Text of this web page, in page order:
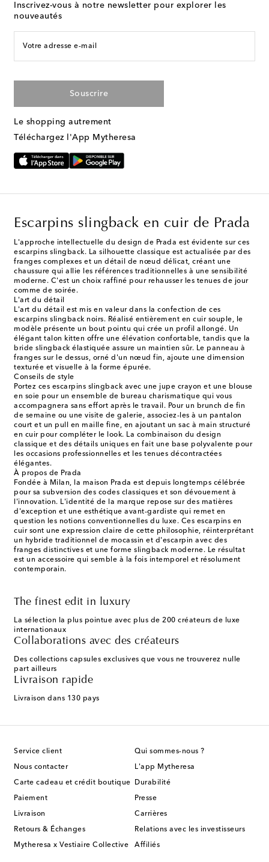
Inscrivez-vous à notre newsletter pour explorer les
nouveautés
Votre adresse e-mail
Souscrire
Le shopping autrement
Téléchargez l'App Mytheresa
Escarpins slingback en cuir de Prada
L'approche intellectuelle du design de Prada est évidente sur ces
escarpins slingback. La silhouette classique est actualisée par des
franges complexes et un détail de nœud délicat, créant une
chaussure qui allie les références traditionnelles à une sensibilité
moderne. C'est un choix raffiné pour rehausser les tenues de jour
comme de soirée.
L'art du détail
L'art du détail est mis en valeur dans la confection de ces
escarpins slingback noirs. Réalisé entièrement en cuir souple, le
modèle présente un bout pointu qui crée un profil allongé. Un
élégant talon kitten offre une élévation confortable, tandis que la
bride slingback élastiquée assure un maintien sûr. Le panneau à
franges sur le dessus, orné d'un nœud fin, ajoute une dimension
texturée et visuelle à la forme épurée.
Conseils de style
Portez ces escarpins slingback avec une jupe crayon et une blouse
en soie pour un ensemble de bureau charismatique qui vous
accompagnera sans effort après le travail. Pour un brunch de fin
de semaine ou une visite de galerie, associez-les à un pantalon
court et un pull en maille fine, en ajoutant un sac à main structuré
en cuir pour compléter le look. La combinaison du design
classique et des détails uniques en fait une base polyvalente pour
les occasions professionnelles et les tenues décontractées
élégantes.
À propos de Prada
Fondée à Milan, la maison Prada est depuis longtemps célébrée
pour sa subversion des codes classiques et son dévouement à
l'innovation. L'identité de la marque repose sur des matières
d'exception et une esthétique avant-gardiste qui remet en
question les notions conventionnelles du luxe. Ces escarpins en
cuir sont une expression claire de cette philosophie, réinterprétant
un hybride traditionnel de mocassin et d'escarpin avec des
franges distinctives et une forme slingback moderne. Le résultat
est un accessoire qui semble à la fois intemporel et résolument
contemporain.
The finest edit in luxury
La sélection la plus pointue avec plus de 200 créateurs de luxe
internationaux
Collaborations avec des créateurs
Des collections capsules exclusives que vous ne trouverez nulle
part ailleurs
Livraison rapide
Livraison dans 130 pays
Service client
Nous contacter
Carte cadeau et crédit boutique
Paiement
Livraison
Retours & Échanges
Mytheresa x Vestiaire Collective
Qui sommes-nous ?
L'app Mytheresa
Durabilité
Presse
Carrières
Relations avec les investisseurs
Affiliés